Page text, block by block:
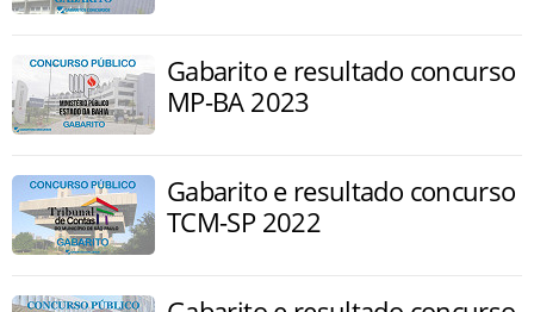
Gabarito e resultado concurso
MP-BA 2023
Gabarito e resultado concurso
TCM-SP 2022